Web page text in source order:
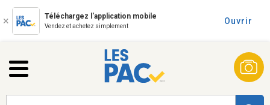
Téléchargez l'application mobile
Vendez et achetez simplement
Ouvrir